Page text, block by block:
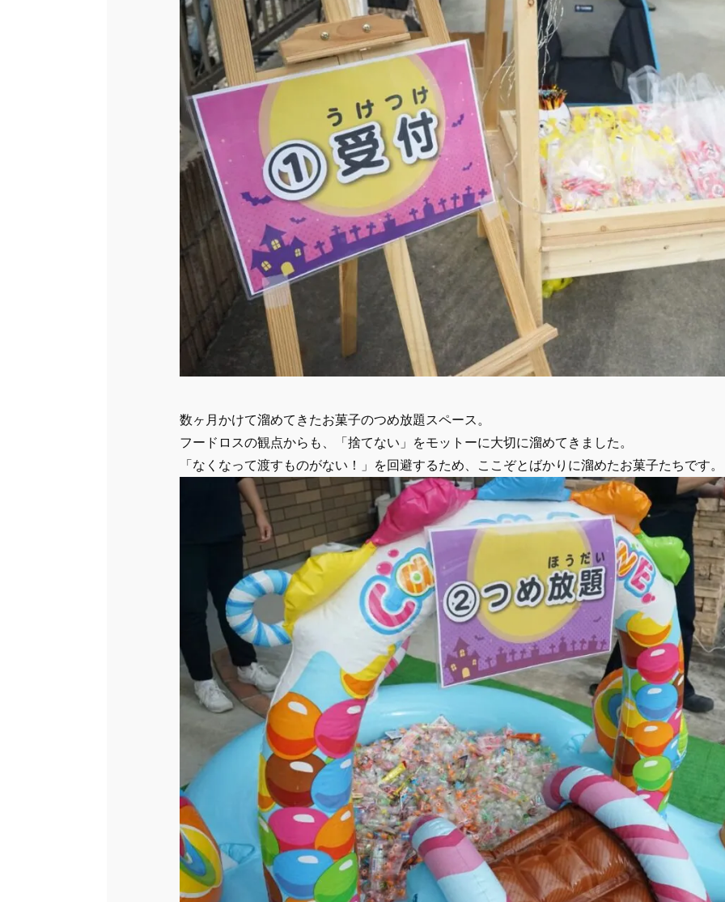
数ヶ月かけて溜めてきたお菓子のつめ放題スペース。
フードロスの観点からも、「捨てない」をモットーに大切に溜めてきました。
「なくなって渡すものがない！」を回避するため、ここぞとばかりに溜めたお菓子たちです。